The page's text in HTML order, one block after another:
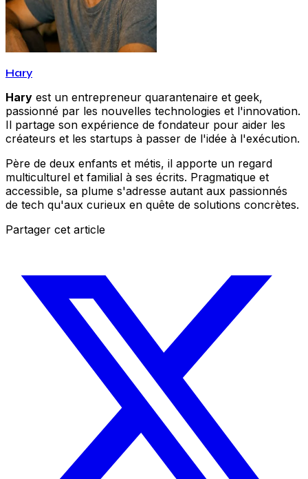
Hary
Hary est un entrepreneur quarantenaire et geek,
passionné par les nouvelles technologies et l'innovation.
Il partage son expérience de fondateur pour aider les
créateurs et les startups à passer de l'idée à l'exécution.
Père de deux enfants et métis, il apporte un regard
multiculturel et familial à ses écrits. Pragmatique et
accessible, sa plume s'adresse autant aux passionnés
de tech qu'aux curieux en quête de solutions concrètes.
Partager cet article